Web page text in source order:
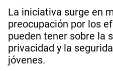
La iniciativa surge en
preocupación por los
pueden tener sobre la
privacidad y la
jóvenes.